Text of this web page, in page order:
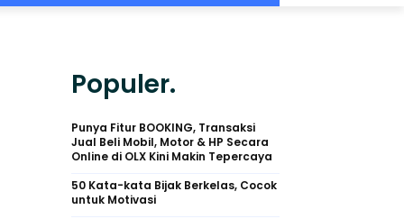
Populer.
Punya Fitur BOOKING, Transaksi
Jual Beli Mobil, Motor & HP Secara
Online di OLX Kini Makin Tepercaya
50 Kata-kata Bijak Berkelas, Cocok
untuk Motivasi